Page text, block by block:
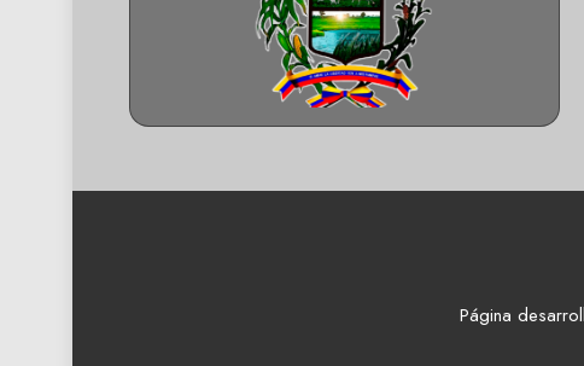
Página